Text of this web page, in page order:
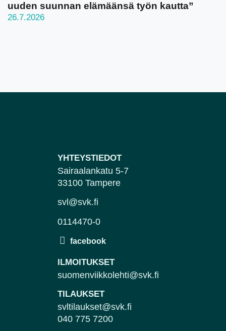
uuden suunnan elämäänsä työn kautta”
26.7.2026
YHTEYSTIEDOT
Sairaalankatu 5-7
33100 Tampere
svl@svk.fi
0114470-0
ILMOITUKSET
suomenviikkolehti@svk.fi
TILAUKSET
svltilaukset@svk.fi
040 775 7200